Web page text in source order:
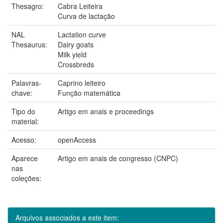
Thesagro:
Cabra Leiteira
Curva de lactação
NAL
Thesaurus:
Lactation curve
Dairy goats
Milk yield
Crossbreds
Palavras-
chave:
Caprino leiteiro
Função matemática
Tipo do
material:
Artigo em anais e proceedings
Acesso:
openAccess
Aparece
nas
coleções:
Artigo em anais de congresso (CNPC)
Arquivos associados a este item: